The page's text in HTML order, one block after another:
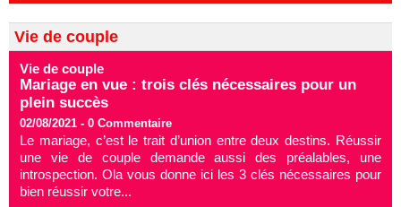
Vie de couple
Vie de couple
Mariage en vue : trois clés nécessaires pour un
plein succès
02/08/2021 - 0 Commentaire
Le mariage, c’est le trait d’union entre deux destins. Réussir
une vie de couple demande aussi des préalables, une
introspection. Ola vous donne ici les 3 clés nécessaires pour
bien réussir votre...